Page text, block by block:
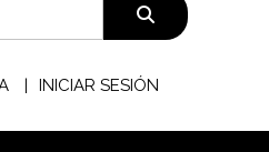
INICIAR SESIÓN